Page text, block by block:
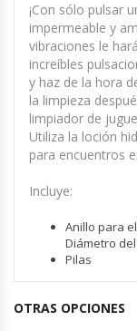
¡Con sólo pulsar
impermeable y
vibraciones le
increíbles
y haz de la hora
la limpieza
limpiador de
Utiliza la loción
para encuentros
Incluye:
Anillo para
Diámetro del
Pilas
OTRAS OPCIONES